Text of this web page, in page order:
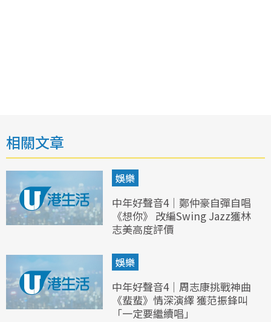
相關文章
娛樂
中年好聲音4｜鄭仲豪自彈自唱
《想你》 改編Swing Jazz獲林
志美高度評價
娛樂
中年好聲音4｜周志康挑戰神曲
《蜚蜚》情深演繹 獲范振鋒叫
「一定要繼續唱」